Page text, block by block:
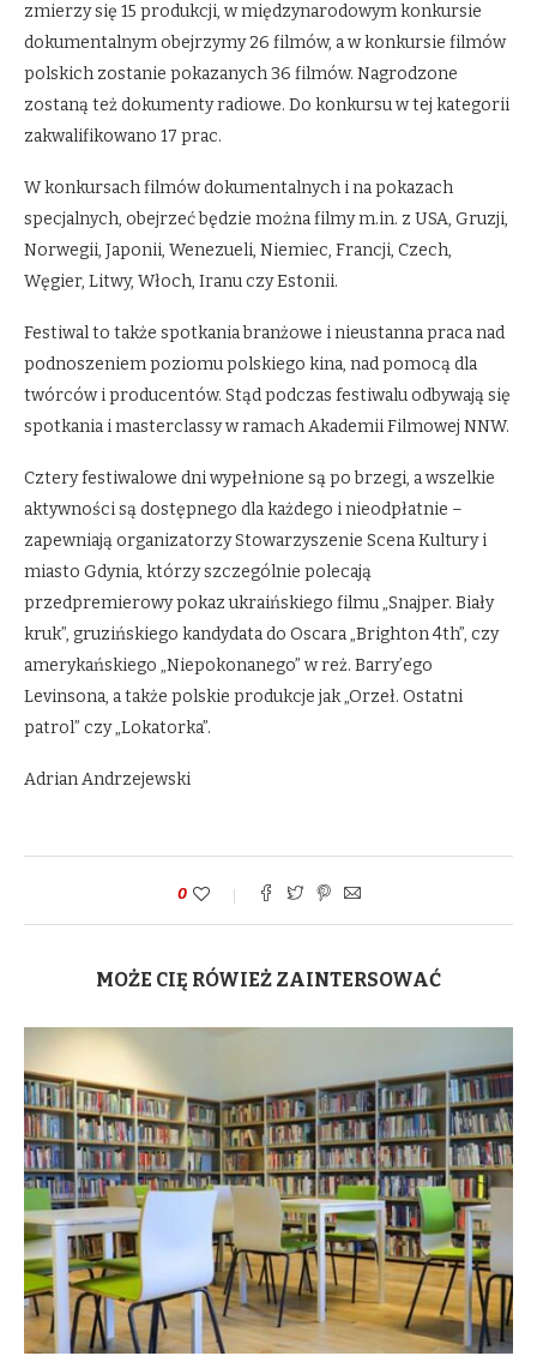
zmierzy się 15 produkcji, w międzynarodowym konkursie
dokumentalnym obejrzymy 26 filmów, a w konkursie filmów
polskich zostanie pokazanych 36 filmów. Nagrodzone
zostaną też dokumenty radiowe. Do konkursu w tej kategorii
zakwalifikowano 17 prac.
W konkursach filmów dokumentalnych i na pokazach
specjalnych, obejrzeć będzie można filmy m.in. z USA, Gruzji,
Norwegii, Japonii, Wenezueli, Niemiec, Francji, Czech,
Węgier, Litwy, Włoch, Iranu czy Estonii.
Festiwal to także spotkania branżowe i nieustanna praca nad
podnoszeniem poziomu polskiego kina, nad pomocą dla
twórców i producentów. Stąd podczas festiwalu odbywają się
spotkania i masterclassy w ramach Akademii Filmowej NNW.
Cztery festiwalowe dni wypełnione są po brzegi, a wszelkie
aktywności są dostępnego dla każdego i nieodpłatnie –
zapewniają organizatorzy Stowarzyszenie Scena Kultury i
miasto Gdynia, którzy szczególnie polecają
przedpremierowy pokaz ukraińskiego filmu „Snajper. Biały
kruk”, gruzińskiego kandydata do Oscara „Brighton 4th”, czy
amerykańskiego „Niepokonanego” w reż. Barry’ego
Levinsona, a także polskie produkcje jak „Orzeł. Ostatni
patrol” czy „Lokatorka”.
Adrian Andrzejewski
0
MOŻE CIĘ RÓWIEŻ ZAINTERSOWAĆ